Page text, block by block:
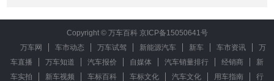
Copyright © 万车百科 京ICP备15050641号
万车网
车市动态 万车试驾 新能源汽车 新车 车市资讯
万
车直播
万车知道 汽车报价 自媒体 汽车销量排行 经销商
新
车实拍
新车视频 车标百科 车标文化 汽车文化 用车指南 行